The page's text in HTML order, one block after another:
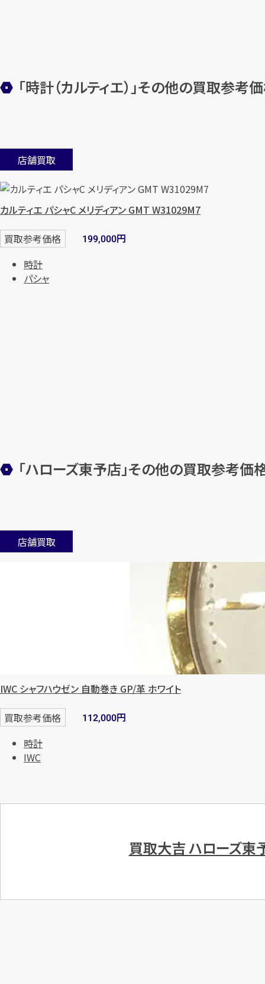
「時計（カルティエ）」その他の買取参考
店舗買取
カルティエ パシャC メリディアン GMT W31029M7
買取参考価格 199,000円
時計
パシャ
「ハローズ東予店」その他の買取参考価
店舗買取
IWC シャフハウゼン 自動巻き GP/革 ホワイト
買取参考価格 112,000円
時計
IWC
買取大吉ハローズ東